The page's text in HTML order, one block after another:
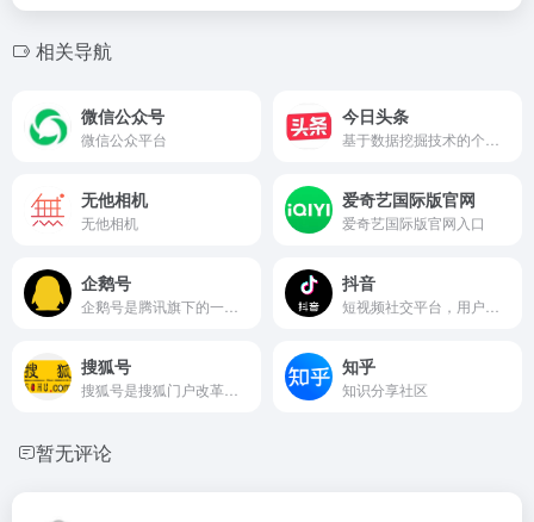
相关导航
微信公众号
微信公众平台
今日头条
无他相机
无他相机
爱奇艺国际版官网
爱奇艺国际版官网入口
企鹅号 抖音
搜狐号 知乎
知识分享社区
暂无评论